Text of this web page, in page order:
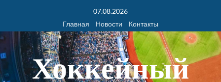
07.08.2026
Главная
Новости Контакты
Хоккейный